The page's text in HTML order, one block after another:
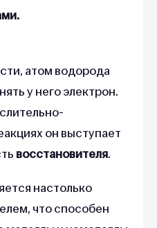
атом водорода
у него электрон.
он выступает
восстановителя.
настолько
что способен